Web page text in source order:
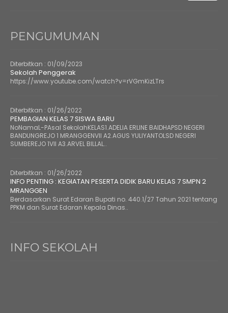
PENGUMUMAN
Diterbitkan : 01/09/2023
Sekolah Penggerak
https://www.youtube.com/watch?v=rVGmKizLTrs
Diterbitkan : 01/26/2022
PEMBAGIAN KELAS 7 SISWA BARU
NoNamaL-PAsal SekolahKELAS1.ADELIA ERLINE BAIDHAPSD NEGERI
BANDUNGREJO 1 MRANGGENVII A2.AGUS YULIYANTOLSD NEGERI
SUMBEREJO 1VII A3.ARVEL BILLAL..
Diterbitkan : 01/26/2022
INFO PENTING : KEGIATAN PESERTA DIDIK BARU KELAS 7 SMPN 2
MRANGGEN
Berdasarkan Surat Edaran Bupati no. 440.1/27 Tahun 2021 tentang
PPKM dan Surat Edaran Kepala Dinas..
INFO SEKOLAH